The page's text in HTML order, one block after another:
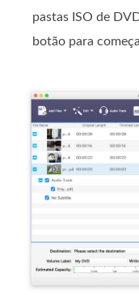
pastas ISO de
botão para